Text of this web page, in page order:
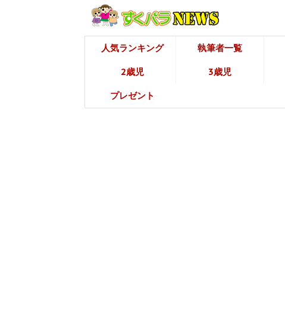
人気ランキング 執筆者一覧
2歳児 3歳児
プレゼント